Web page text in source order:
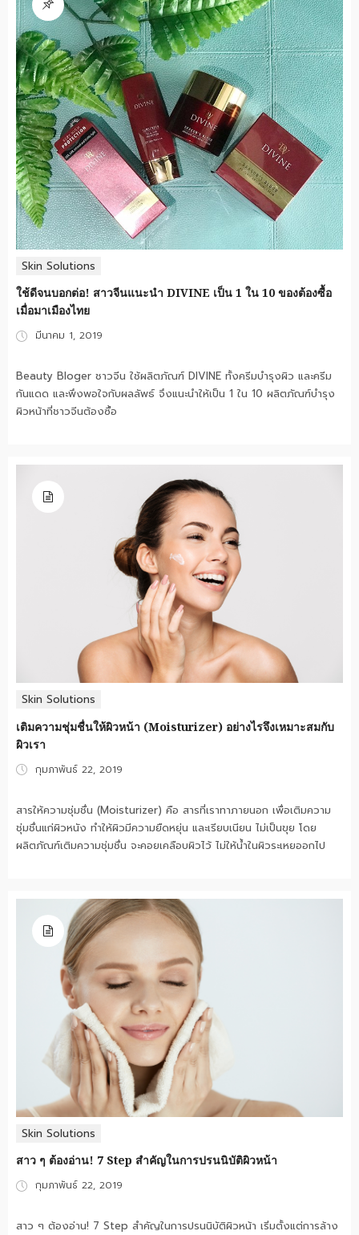
Skin Solutions
ใช้ดีจนบอกต่อ! สาวจีนแนะนำ DIVINE เป็น 1 ใน 10 ของต้องซื้อ
เมื่อมาเมืองไทย
Posted
มีนาคม 1, 2019
Beauty Bloger ชาวจีน ใช้ผลิตภัณฑ์ DIVINE ทั้งครีมบำรุงผิว และครีม
กันแดด และพึงพอใจกับผลลัพธ์ จึงแนะนำให้เป็น 1 ใน 10 ผลิตภัณฑ์บำรุง
ผิวหน้าที่ชาวจีนต้องซื้อ
Skin Solutions
เติมความชุ่มชื่นให้ผิวหน้า (Moisturizer) อย่างไรจึงเหมาะสมกับ
ผิวเรา
Posted
กุมภาพันธ์ 22, 2019
สารให้ความชุ่มชื่น (Moisturizer) คือ สารที่เราทาภายนอก เพื่อเติมความ
ชุ่มชื่นแก่ผิวหนัง ทำให้ผิวมีความยืดหยุ่น และเรียบเนียน ไม่เป็นขุย โดย
ผลิตภัณฑ์เติมความชุ่มชื่น จะคอยเคลือบผิวไว้ ไม่ให้น้ำในผิวระเหยออกไป
Skin Solutions
สาว ๆ ต้องอ่าน! 7 Step สำคัญในการปรนนิบัติผิวหน้า
Posted
กุมภาพันธ์ 22, 2019
สาว ๆ ต้องอ่าน! 7 Step สำคัญในการปรนนิบัติผิวหน้า เริ่มตั้งแต่การล้าง